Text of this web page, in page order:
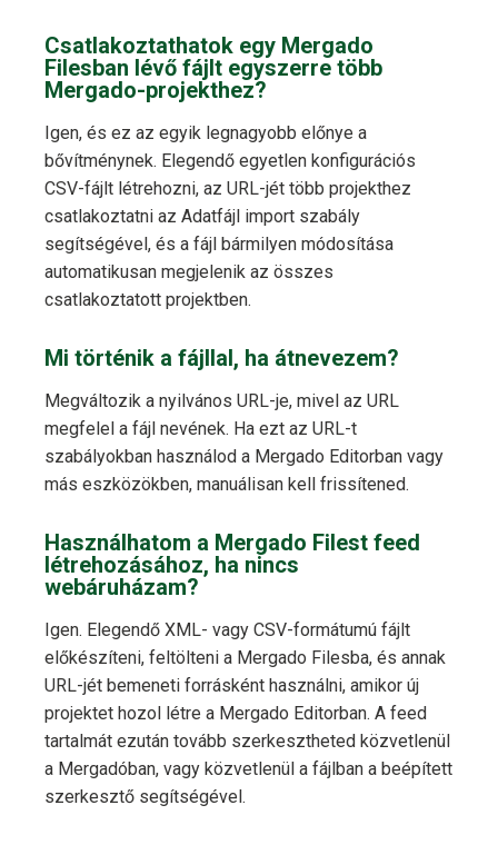
Csatlakoztathatok egy Mergado
Filesban lévő fájlt egyszerre több
Mergado-projekthez?
Igen, és ez az egyik legnagyobb előnye a
bővítménynek. Elegendő egyetlen konfigurációs
CSV-fájlt létrehozni, az URL-jét több projekthez
csatlakoztatni az Adatfájl import szabály
segítségével, és a fájl bármilyen módosítása
automatikusan megjelenik az összes
csatlakoztatott projektben.
Mi történik a fájllal, ha átnevezem?
Megváltozik a nyilvános URL-je, mivel az URL
megfelel a fájl nevének. Ha ezt az URL-t
szabályokban használod a Mergado Editorban vagy
más eszközökben, manuálisan kell frissítened.
Használhatom a Mergado Filest feed
létrehozásához, ha nincs
webáruházam?
Igen. Elegendő XML- vagy CSV-formátumú fájlt
előkészíteni, feltölteni a Mergado Filesba, és annak
URL-jét bemeneti forrásként használni, amikor új
projektet hozol létre a Mergado Editorban. A feed
tartalmát ezután tovább szerkesztheted közvetlenül
a Mergadóban, vagy közvetlenül a fájlban a beépített
szerkesztő segítségével.